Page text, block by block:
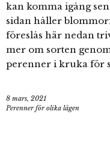
kan komma igång
sidan håller
föreslås här nedan
mer om sorten
perenner i kruka för
8 mars, 2021
Perenner för olika lägen